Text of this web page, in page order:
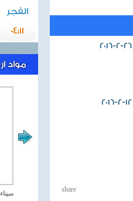
share
الفجر
04:11
مواد
سيناء 2018 العملية